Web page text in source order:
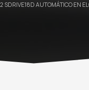
SDRIVE18D AUTOMÁTICO EN